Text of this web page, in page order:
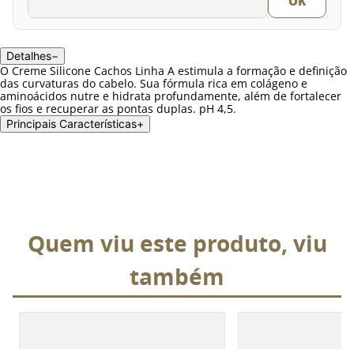
Detalhes−
O Creme Silicone Cachos Linha A estimula a formação e definição
das curvaturas do cabelo. Sua fórmula rica em colágeno e
aminoácidos nutre e hidrata profundamente, além de fortalecer
os fios e recuperar as pontas duplas. pH 4,5.
Principais Características+
Quem viu este produto, viu
também